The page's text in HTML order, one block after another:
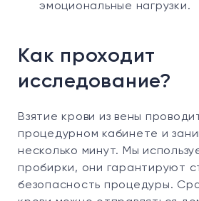
эмоциональные нагрузки.
Как проходит
исследование?
Взятие крови из вены
процедурном кабинете и
несколько минут. Мы
пробирки, они гарантируют
безопасность процедуры.